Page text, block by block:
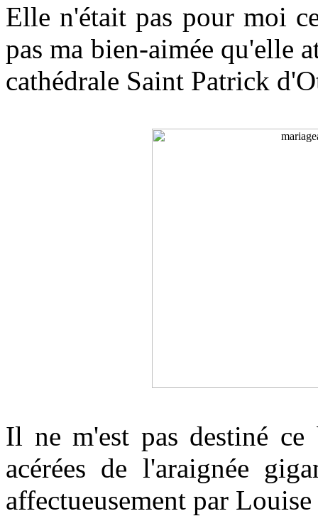
Elle n'était pas pour moi
pas ma bien-aimée qu'elle
cathédrale Saint Patrick
Il ne m'est pas destiné ce
acérées de l'araignée
affectueusement par